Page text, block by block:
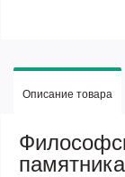
Описание товара